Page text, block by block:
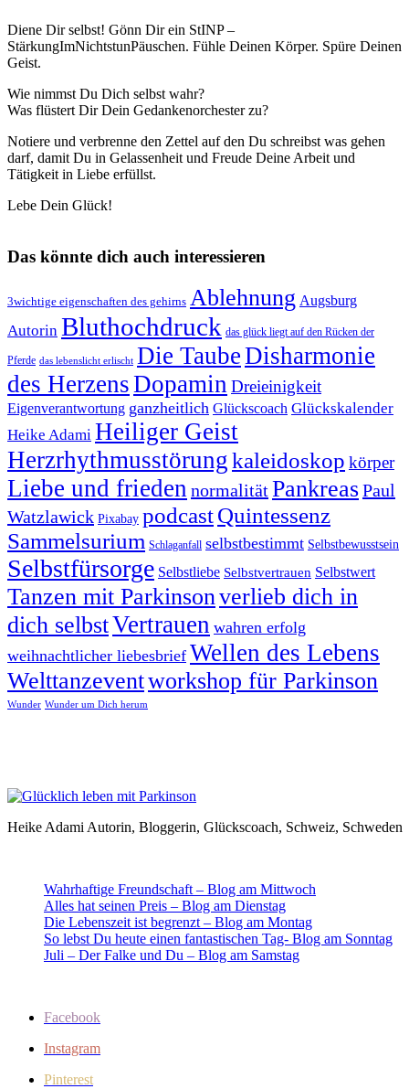
Diene Dir selbst! Gönn Dir ein StINP –
StärkungImNichtstunPäuschen. Fühle Deinen Körper. Spüre Deinen
Geist.
Wie nimmst Du Dich selbst wahr?
Was flüstert Dir Dein Gedankenorchester zu?
Notiere und verbrenne den Zettel auf den Du schreibst was gehen
darf, damit Du in Gelassenheit und Freude Deine Arbeit und
Tätigkeit in Liebe erfüllst.
Lebe Dein Glück!
Das könnte dich auch interessieren
3wichtige eigenschaften des gehirns Ablehnung Augsburg
Autorin Bluthochdruck das glück liegt auf den Rücken der
Pferde das lebenslicht erlischt Die TaubeDisharmonie
des HerzensDopamin Dreieinigkeit
Eigenverantwortung ganzheitlich Glückscoach Glückskalender
Heike Adami Heiliger Geist
Herzrhythmusstörungkaleidoskop körper
Liebe und frieden normalitätPankreasPaul
Watzlawick Pixabay podcastQuintessenz
Sammelsurium Schlaganfall selbstbestimmt Selbstbewusstsein
Selbstfürsorge Selbstliebe Selbstvertrauen Selbstwert
Tanzen mit Parkinsonverlieb dich in
dich selbstVertrauen wahren erfolg
weihnachtlicher liebesbrief Wellen des Lebens
Welttanzeventworkshop für Parkinson
Wunder Wunder um Dich herum
Heike Adami Autorin, Bloggerin, Glückscoach, Schweiz, Schweden
Wahrhaftige Freundschaft – Blog am Mittwoch
Alles hat seinen Preis – Blog am Dienstag
Die Lebenszeit ist begrenzt – Blog am Montag
So lebst Du heute einen fantastischen Tag- Blog am Sonntag
Juli – Der Falke und Du – Blog am Samstag
Facebook
Instagram
Pinterest